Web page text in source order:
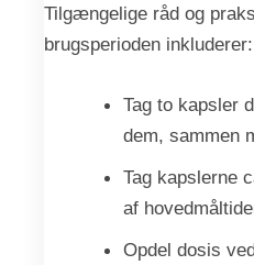
Tilgængelige råd og
brugsperioden inkluderer:
Tag to kapsler
dem, sammen
Tag kapslerne
af
Opdel dosis